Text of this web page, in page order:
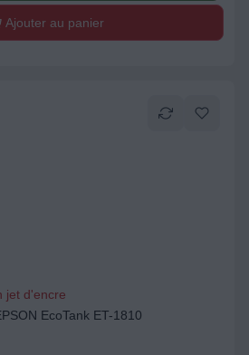
Ajouter au panier
jet d'encre
EcoTank ET-1810